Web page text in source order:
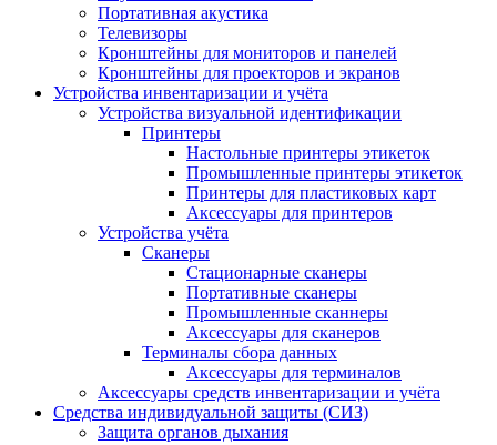
Портативная акустика
Телевизоры
Кронштейны для мониторов и панелей
Кронштейны для проекторов и экранов
Устройства инвентаризации и учёта
Устройства визуальной идентификации
Принтеры
Настольные принтеры этикеток
Промышленные принтеры этикеток
Принтеры для пластиковых карт
Аксессуары для принтеров
Устройства учёта
Сканеры
Стационарные сканеры
Портативные сканеры
Промышленные сканнеры
Аксессуары для сканеров
Терминалы сбора данных
Аксессуары для терминалов
Аксессуары средств инвентаризации и учёта
Средства индивидуальной защиты (СИЗ)
Защита органов дыхания